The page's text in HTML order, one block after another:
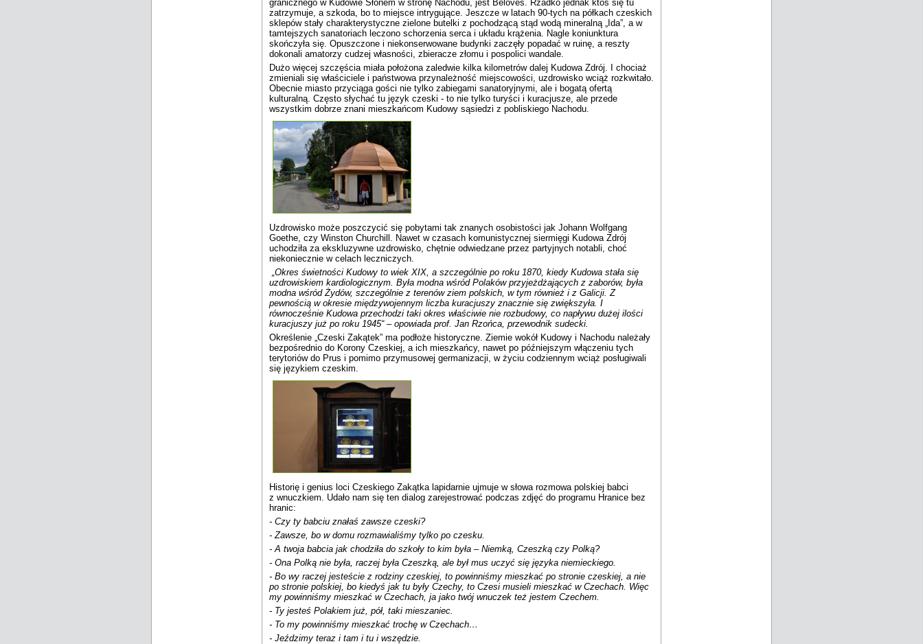
granicznego w Kudowie Słonem w stronę Nachodu, jest Běloves. Rzadko jednak ktoś się tu
zatrzymuje, a szkoda, bo to miejsce intrygujące. Jeszcze w latach 90-tych na półkach czeskich
sklepów stały charakterystyczne zielone butelki z pochodzącą stąd wodą mineralną „Ida”, a w
tamtejszych sanatoriach leczono schorzenia serca i układu krążenia. Nagle koniunktura
skończyła się. Opuszczone i niekonserwowane budynki zaczęły popadać w ruinę, a reszty
dokonali amatorzy cudzej własności, zbieracze złomu i pospolici wandale.
Dużo więcej szczęścia miała położona zaledwie kilka kilometrów dalej Kudowa Zdrój. I chociaż
zmieniali się właściciele i państwowa przynależność miejscowości, uzdrowisko wciąż rozkwitało.
Obecnie miasto przyciąga gości nie tylko zabiegami sanatoryjnymi, ale i bogatą ofertą
kulturalną. Często słychać tu język czeski - to nie tylko turyści i kuracjusze, ale przede
wszystkim dobrze znani mieszkańcom Kudowy sąsiedzi z pobliskiego Nachodu.
Uzdrowisko może poszczycić się pobytami tak znanych osobistości jak Johann Wolfgang
Goethe, czy Winston Churchill. Nawet w czasach komunistycznej siermięgi Kudowa Zdrój
uchodziła za ekskluzywne uzdrowisko, chętnie odwiedzane przez partyjnych notabli, choć
niekoniecznie w celach leczniczych.
„Okres świetności Kudowy to wiek XIX, a szczególnie po roku 1870, kiedy Kudowa stała się
uzdrowiskiem kardiologicznym. Była modna wśród Polaków przyjeżdżających z zaborów, była
modna wśród Żydów, szczególnie z terenów ziem polskich, w tym również i z Galicji. Z
pewnością w okresie międzywojennym liczba kuracjuszy znacznie się zwiększyła. I
równocześnie Kudowa przechodzi taki okres właściwie nie rozbudowy, co napływu dużej ilości
kuracjuszy już po roku 1945“ – opowiada prof. Jan Rzońca, przewodnik sudecki.
Określenie „Czeski Zakątek” ma podłoże historyczne. Ziemie wokół Kudowy i Nachodu należały
bezpośrednio do Korony Czeskiej, a ich mieszkańcy, nawet po późniejszym włączeniu tych
terytoriów do Prus i pomimo przymusowej germanizacji, w życiu codziennym wciąż posługiwali
się językiem czeskim.
Historię i genius loci Czeskiego Zakątka lapidarnie ujmuje w słowa rozmowa polskiej babci
z wnuczkiem. Udało nam się ten dialog zarejestrować podczas zdjęć do programu Hranice bez
hranic:
- Czy ty babciu znałaś zawsze czeski?
- Zawsze, bo w domu rozmawialiśmy tylko po czesku.
- A twoja babcia jak chodziła do szkoły to kim była – Niemką, Czeszką czy Polką?
- Ona Polką nie była, raczej była Czeszką, ale był mus uczyć się języka niemieckiego.
- Bo wy raczej jesteście z rodziny czeskiej, to powinniśmy mieszkać po stronie czeskiej, a nie
po stronie polskiej, bo kiedyś jak tu były Czechy, to Czesi musieli mieszkać w Czechach. Więc
my powinniśmy mieszkać w Czechach, ja jako twój wnuczek też jestem Czechem.
- Ty jesteś Polakiem już, pół, taki mieszaniec.
- To my powinniśmy mieszkać trochę w Czechach…
- Jeździmy teraz i tam i tu i wszędzie.